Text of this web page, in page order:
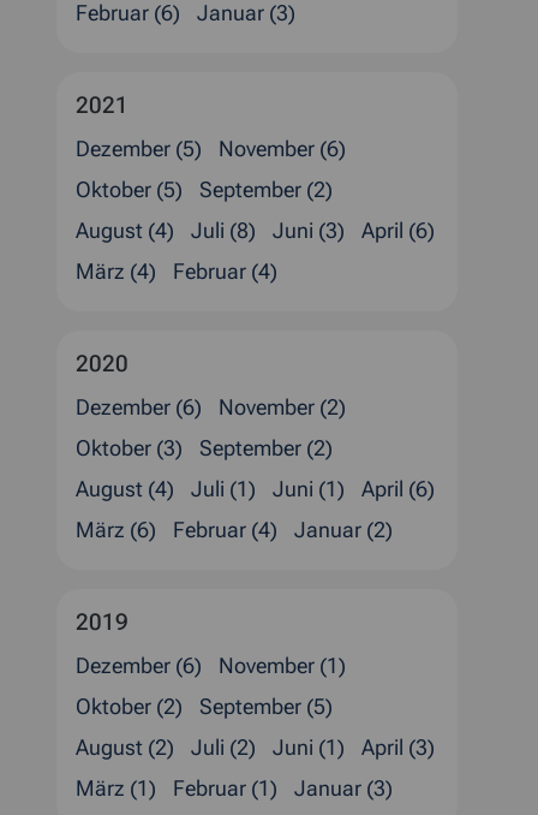
Februar (6)
Januar (3)
2021
Dezember (5)
November (6)
Oktober (5)
September (2)
August (4)
Juli (8) Juni (3)
April (6)
März (4)
Februar (4)
2020
Dezember (6)
November (2)
Oktober (3)
September (2)
August (4)
Juli (1) Juni (1)
April (6)
März (6)
Februar (4) Januar (2)
2019
Dezember (6)
November (1)
Oktober (2)
September (5)
August (2)
Juli (2) Juni (1)
April (3)
März (1)
Februar (1) Januar (3)